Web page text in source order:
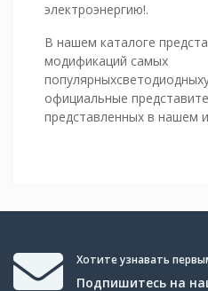
электроэнергию!.
В нашем каталоге
модификаций самых
официальные
представленных в нашем
Хотите узнавать
Подпишитесь на